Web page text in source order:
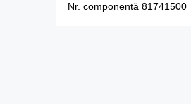
Nr. componentă 81741500